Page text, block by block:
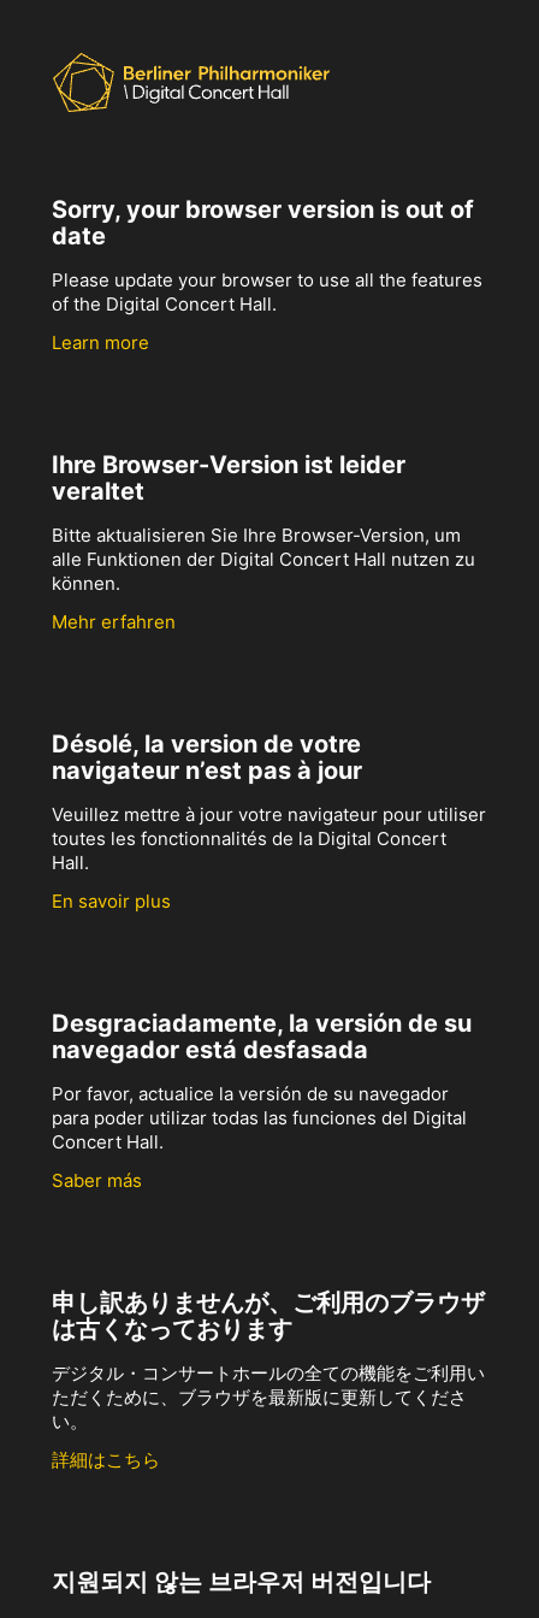
Sorry, your browser version is out of
date
Please update your browser to use all the features
of the Digital Concert Hall.
Learn more
Ihre Browser-Version ist leider
veraltet
Bitte aktualisieren Sie Ihre Browser-Version, um
alle Funktionen der Digital Concert Hall nutzen zu
können.
Mehr erfahren
Désolé, la version de votre
navigateur n’est pas à jour
Veuillez mettre à jour votre navigateur pour utiliser
toutes les fonctionnalités de la Digital Concert
Hall.
En savoir plus
Desgraciadamente, la versión de su
navegador está desfasada
Por favor, actualice la versión de su navegador
para poder utilizar todas las funciones del Digital
Concert Hall.
Saber más
申し訳ありませんが、ご利用のブラウザ
は古くなっております
デジタル・コンサートホールの全ての機能をご利用い
ただくために、ブラウザを最新版に更新してくださ
い。
詳細はこちら
지원되지 않는 브라우저 버전입니다